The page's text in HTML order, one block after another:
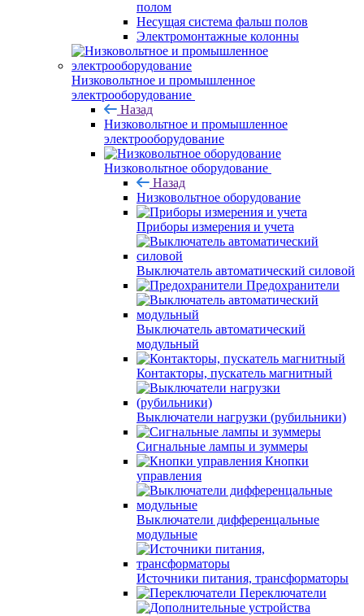
полом
Несущая система фальш полов
Электромонтажные колонны
Низковольтное и промышленное
электрооборудование
Назад
Низковольтное и промышленное
электрооборудование
Низковольтное оборудование
Назад
Низковольтное оборудование
Приборы измерения и учета
Выключатель автоматический силовой
Предохранители
Выключатель автоматический
модульный
Контакторы, пускатель магнитный
Выключатели нагрузки (рубильники)
Сигнальные лампы и зуммеры
Кнопки
управления
Выключатели дифференцальные
модульные
Источники питания, трансформаторы
Переключатели